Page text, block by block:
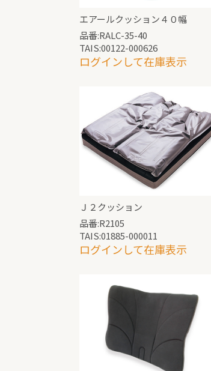
エアールクッション４０幅
品番:RALC-35-40
TAIS:00122-000626
ログインして在庫表示
Ｊ２クッション
品番:R2105
TAIS:01885-000011
ログインして在庫表示